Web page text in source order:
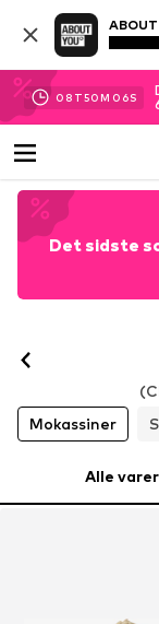
08 T50M 06S
Det sidste
Mokassiner
Alle varer